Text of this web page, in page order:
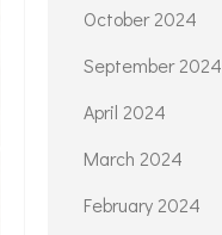
October 2024
September 2024
April 2024
March 2024
February 2024